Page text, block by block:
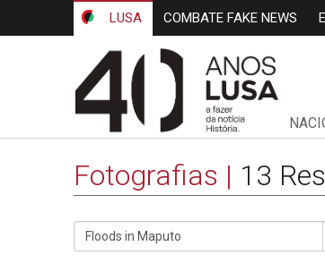
LUSA COMBATE FAKE NEWS
Fotografias | 13